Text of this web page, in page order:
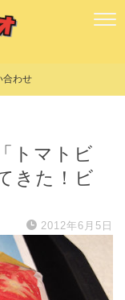
合わせ
トマトビ
きた！ビ
2012年6月5日